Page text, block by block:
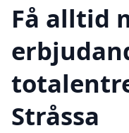
Få alltid
Stråssa